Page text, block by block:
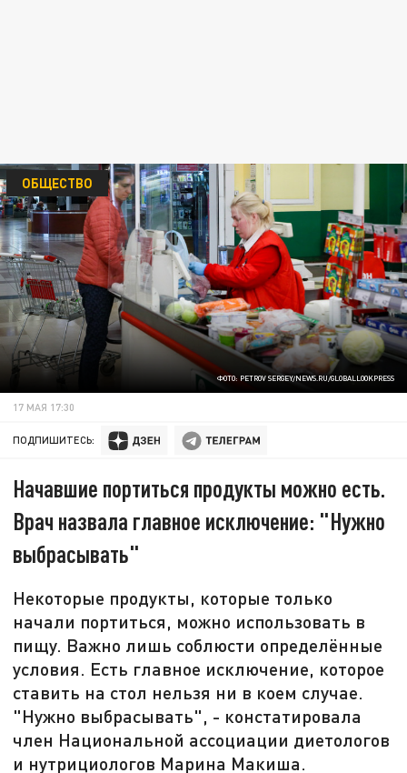
ФОТО: PETROV SERGEY/NEWS.RU/GLOBALLOOKPRESS
ОБЩЕСТВО
17 МАЯ 17:30
ПОДПИШИТЕСЬ:
Начавшие портиться продукты можно есть.
Врач назвала главное исключение: "Нужно
выбрасывать"
Некоторые продукты, которые только
начали портиться, можно использовать в
пищу. Важно лишь соблюсти определённые
условия. Есть главное исключение, которое
ставить на стол нельзя ни в коем случае.
"Нужно выбрасывать", - констатировала
член Национальной ассоциации диетологов
и нутрициологов Марина Макиша.